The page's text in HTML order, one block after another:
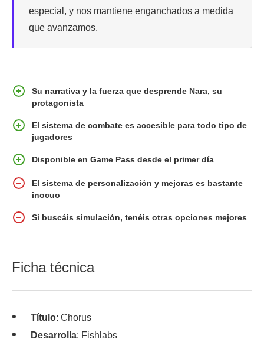
especial, y nos mantiene enganchados a medida
que avanzamos.
Su narrativa y la fuerza que desprende Nara, su
protagonista
El sistema de combate es accesible para todo tipo de
jugadores
Disponible en Game Pass desde el primer día
El sistema de personalización y mejoras es bastante
inocuo
Si buscáis simulación, tenéis otras opciones mejores
Ficha técnica
Título: Chorus
Desarrolla: Fishlabs